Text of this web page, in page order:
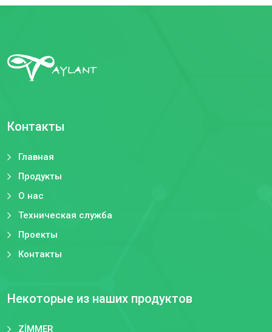
Контакты
Главная
Продукты
О нас
Техническая служба
Проекты
Контакты
Некоторые из наших продуктов
ZİMMER